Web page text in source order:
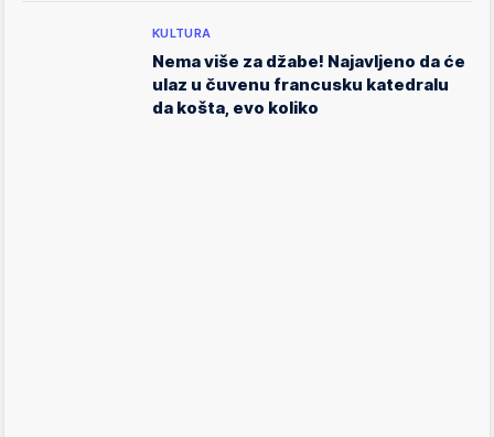
KULTURA
Nema više za džabe! Najavljeno da će
ulaz u čuvenu francusku katedralu
da košta, evo koliko